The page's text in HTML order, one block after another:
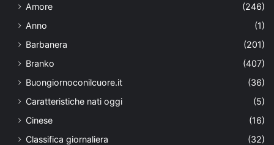
Amore
(246)
Anno
(1)
Barbanera
(201)
Branko
(407)
Buongiornoconilcuore.it
(36)
Caratteristiche nati oggi
(5)
Cinese
(16)
Classifica giornaliera
(32)